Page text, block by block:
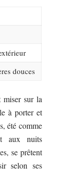
douces
miser sur la
à porter et
été comme
aux nuits
se prêtent
selon ses